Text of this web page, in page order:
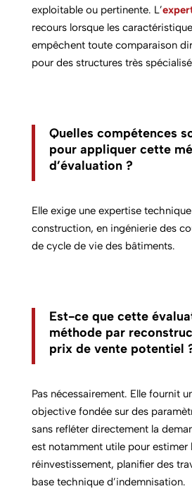
exploitable ou pertinente. L’
recours lorsque les
empêchent toute comparaison
pour des structures très
Quelles compétences
pour appliquer cette
d’évaluation ?
Elle exige une expertise
construction, en ingénierie des
de cycle de vie des bâtiments.
Est-ce que cette
méthode par
prix de vente potentiel
Pas nécessairement. Elle fournit
objective fondée sur des
sans refléter directement la
est notamment utile pour estimer
réinvestissement, planifier des
base technique d’indemnisation.